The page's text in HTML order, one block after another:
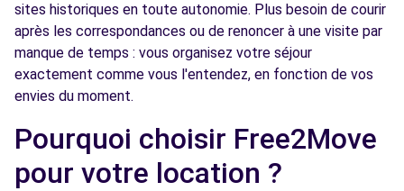
7-11 AVENUE DES LILAS
BOBIGNY, 93000
Voir l'agence
Free2Move Rent - AULNAY AUTOMOBILES -
AULNAY-SOUS-BOIS (C)
7.4
111 RUE AUGUSTE RENOIR
sites historiques en toute autonomie. Plus besoin de courir
après les correspondances ou de renoncer à une visite par
manque de temps : vous organisez votre séjour
exactement comme vous l'entendez, en fonction de vos
envies du moment.
Pourquoi choisir Free2Move
pour votre location ?